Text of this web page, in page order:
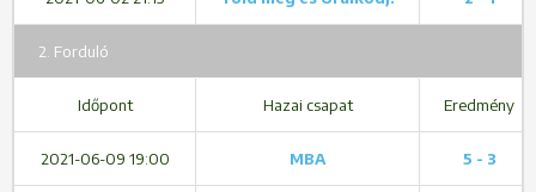
2. Forduló
Időpont Hazai csapat Eredmény
2021-06-09 19:00 MBA 5 - 3